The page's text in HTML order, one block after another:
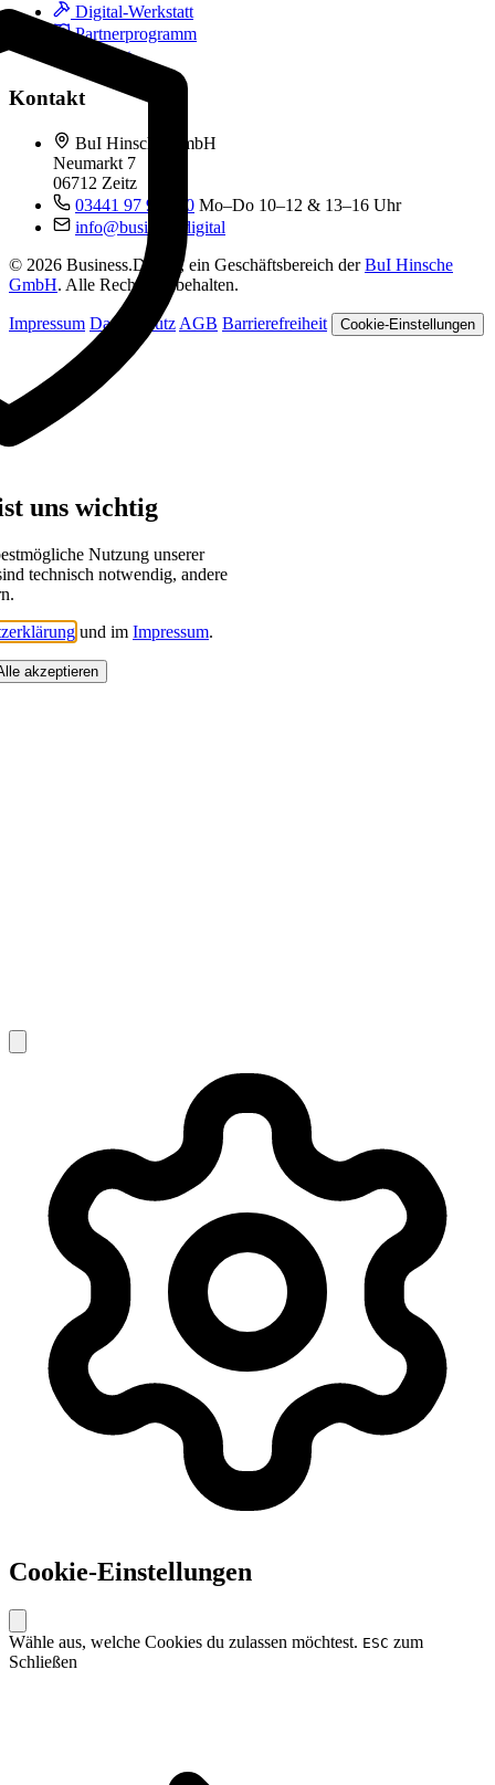
Digital-Werkstatt
Partnerprogramm
Kontakt
Kontakt
BuI Hinsche GmbH
Neumarkt 7
06712 Zeitz
03441 97 99 060 Mo–Do 10–12 & 13–16 Uhr
info@business.digital
© 2026 Business.Digital, ein Geschäftsbereich derBuI Hinsche
GmbH. Alle Rechte vorbehalten.
Impressum Datenschutz AGB Barrierefreiheit Cookie-Einstellungen
uns wichtig
Nutzung unserer
technisch notwendig, andere
und im Impressum.
akzeptieren
Cookie-Einstellungen
Wähle aus, welche Cookies du zulassen möchtest. ESC zum
Schließen